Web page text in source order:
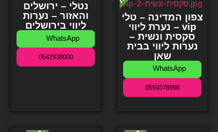
נטלי – ירושלים
והאזור – נערות
ליווי בירושלים
WhatsApp
0542938000
צפון המדינה – טלי
– נערת ליווי vip
סקסית ונשית –
נערות ליווי בבית
שאן
WhatsApp
0559378998